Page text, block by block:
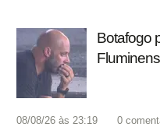
Botafogo
08/08/26 às 23:19 0